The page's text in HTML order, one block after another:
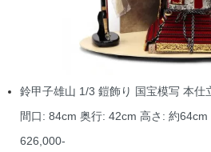
鈴甲子雄山 1/3 鎧飾り 国宝模写 本仕
間口: 84cm 奥行: 42cm 高さ: 約64cm
626,000-